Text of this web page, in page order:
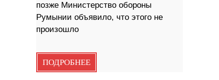
позже Министерство обороны
Румынии объявило, что этого не
произошло
ПОДРОБНЕЕ